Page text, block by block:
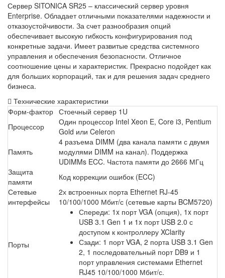
Сервер SITONICA SR25 – классический сервер уровня
Enterprise. Обладает отличными показателями надежности и
отказоустойчивости. За счет разнообразия опций
обеспечивает высокую гибкость конфигурирования под
конкретные задачи. Имеет развитые средства системного
управления и обеспечения безопасности. Отличное
соотношение цены и характеристик. Прекрасно подойдет как
для больших корпораций, так и для решения задач среднего
бизнеса.
Технические характеристики
Форм-фактор Стоечный сервер 1U
Процессор
Один процессор Intel Xeon E, Core i3, Pentium
Gold или Celeron
Память
4 разъема DIMM (два канала памяти с двумя
модулями DIMM на канал). Поддержка
UDIMMs ECC. Частота памяти до 2666 МГц
Защита
памяти
Код коррекции ошибок (ECC)
Сетевые
интерфейсы
2х встроенных порта Ethernet RJ-45
10/100/1000 Мбит/с (сетевые карты BCM5720)
Порты
Спереди: 1x порт VGA (опция), 1x порт
USB 3.1 Gen 1 и 1x порт USB 2.0 с
доступом к контроллеру XClarity
Сзади: 1 порт VGA, 2 порта USB 3.1 Gen
2, 1 последовательный порт DB9 и 1
порт управления системами Ethernet
RJ45 10/100/1000 Мбит/с.